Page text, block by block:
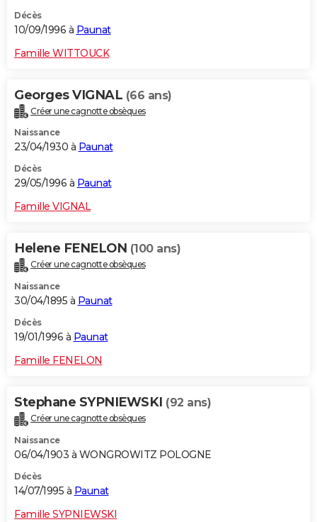
Décès
10/09/1996 à Paunat
Famille WITTOUCK
Georges VIGNAL (66 ans)
Créer une cagnotte obsèques
Naissance
23/04/1930 à Paunat
Décès
29/05/1996 à Paunat
Famille VIGNAL
Helene FENELON (100 ans)
Créer une cagnotte obsèques
Naissance
30/04/1895 à Paunat
Décès
19/01/1996 à Paunat
Famille FENELON
Stephane SYPNIEWSKI (92 ans)
Créer une cagnotte obsèques
Naissance
06/04/1903 à WONGROWITZ POLOGNE
Décès
14/07/1995 à Paunat
Famille SYPNIEWSKI